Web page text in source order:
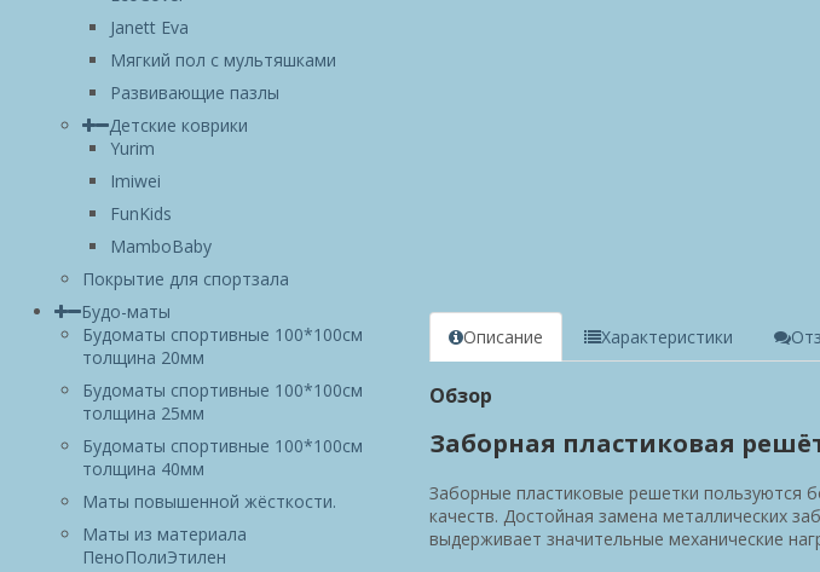
Описание Характеристики
Обзор
Заборная пластиковая
Заборные пластиковые решетки пользуются
качеств. Достойная замена металлических
выдерживает значительные механические
Janett Eva
Мягкий пол с мультяшками
Развивающие пазлы
Детские коврики
Yurim
Imiwei
FunKids
MamboBaby
Покрытие для спортзала
Будо-маты
Будоматы спортивные 100*100см
толщина 20мм
Будоматы спортивные 100*100см
толщина 25мм
Будоматы спортивные 100*100см
толщина 40мм
Маты повышенной жёсткости.
Маты из материала
ПеноПолиЭтилен